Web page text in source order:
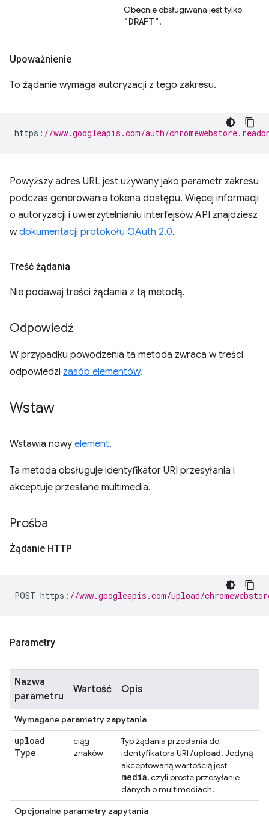
Obecnie obsługiwana jest tylko
"DRAFT".
Upoważnienie
To żądanie wymaga autoryzacji z tego zakresu.
https : //www.googleapis.com/auth/
Powyższy adres URL jest używany jako parametr zakresu
podczas generowania tokena dostępu. Więcej informacji
o autoryzacji i uwierzytelnianiu interfejsów API znajdziesz
wdokumentacji protokołu OAuth 2.0.
Treść żądania
Nie podawaj treści żądania z tą metodą.
Odpowiedź
W przypadku powodzenia ta metoda zwraca w treści
odpowiedzi zasób elementów.
Wstaw
Wstawia nowy element.
Ta metoda obsługuje identyfikator URI przesyłania i
akceptuje przesłane multimedia.
Prośba
Żądanie HTTP
POST https : //www.googleapis.com/upload/
Parametry
Nazwa
parametru
Wartość Opis
Wymagane parametry zapytania
upload
Type
ciąg
znaków
Typ żądania przesłania do
identyfikatora URI /upload. Jedyną
akceptowaną wartością jest
media, czyli proste przesyłanie
danych o multimediach.
Opcjonalne parametry zapytania